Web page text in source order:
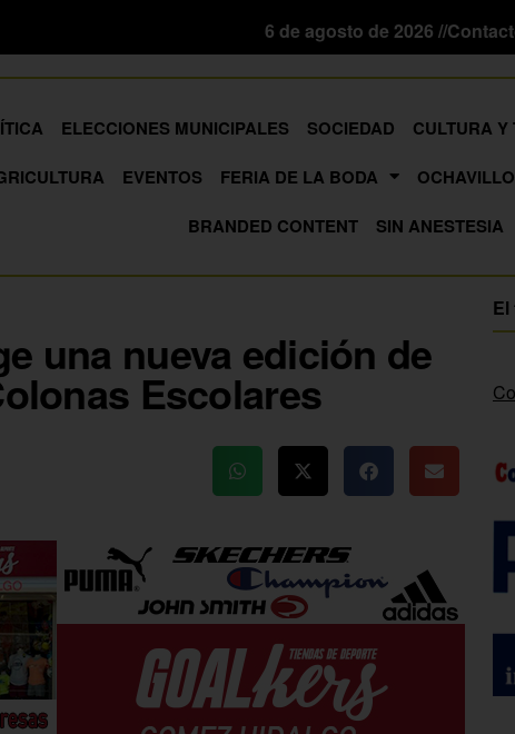
6 de agosto de 2026 //
ELECCIONES MUNICIPALES SOCIEDAD CULTURA Y
EVENTOS FERIA DE LA BODA
BRANDED CONTENT
SIN ANESTESIA
una nueva edición de
Escolares
El